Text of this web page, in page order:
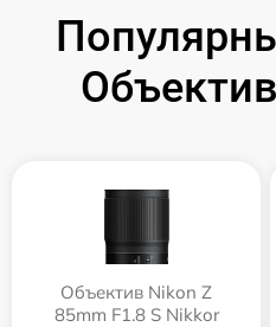
Объектив Nikon Z
85mm F1.8 S Nikkor